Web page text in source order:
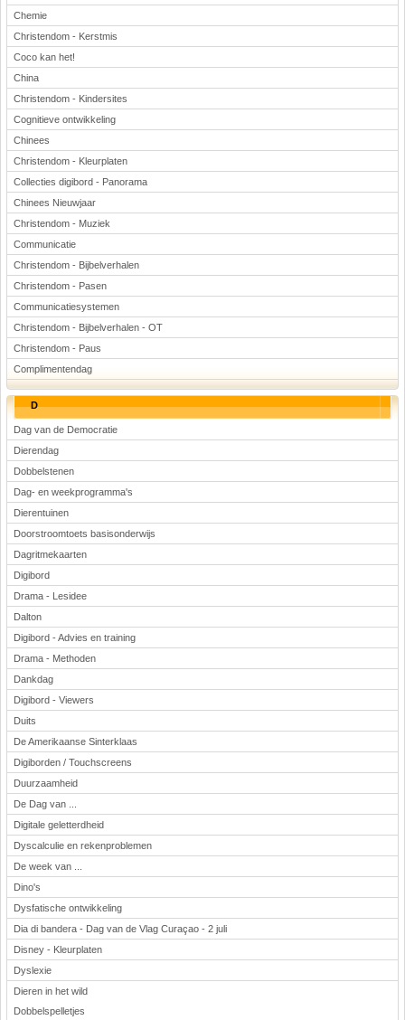
Chemie
Christendom - Kerstmis
Coco kan het!
China
Christendom - Kindersites
Cognitieve ontwikkeling
Chinees
Christendom - Kleurplaten
Collecties digibord - Panorama
Chinees Nieuwjaar
Christendom - Muziek
Communicatie
Christendom - Bijbelverhalen
Christendom - Pasen
Communicatiesystemen
Christendom - Bijbelverhalen - OT
Christendom - Paus
Complimentendag
D
Dag van de Democratie
Dierendag
Dobbelstenen
Dag- en weekprogramma's
Dierentuinen
Doorstroomtoets basisonderwijs
Dagritmekaarten
Digibord
Drama - Lesidee
Dalton
Digibord - Advies en training
Drama - Methoden
Dankdag
Digibord - Viewers
Duits
De Amerikaanse Sinterklaas
Digiborden / Touchscreens
Duurzaamheid
De Dag van ...
Digitale geletterdheid
Dyscalculie en rekenproblemen
De week van ...
Dino's
Dysfatische ontwikkeling
Dia di bandera - Dag van de Vlag Curaçao - 2 juli
Disney - Kleurplaten
Dyslexie
Dieren in het wild
Dobbelspelletjes